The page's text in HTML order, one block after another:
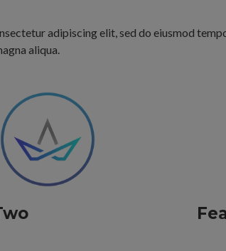
adipiscing elit, sed do eiusmod
aliqua.